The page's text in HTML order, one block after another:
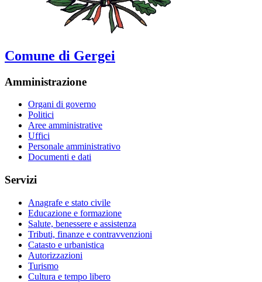
Comune di Gergei
Amministrazione
Organi di governo
Politici
Aree amministrative
Uffici
Personale amministrativo
Documenti e dati
Servizi
Anagrafe e stato civile
Educazione e formazione
Salute, benessere e assistenza
Tributi, finanze e contravvenzioni
Catasto e urbanistica
Autorizzazioni
Turismo
Cultura e tempo libero